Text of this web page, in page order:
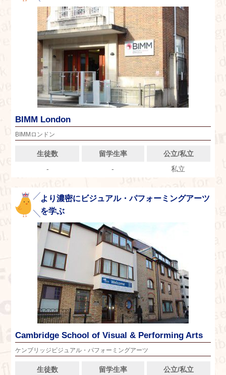
BIMM London
BIMMロンドン
生徒数 留学生率
公立/私立
-
- 私立
より濃密にビジュアル・パフォーミングアーツ
を学ぶ
Cambridge School of Visual & Performing Arts
ケンブリッジビジュアル・パフォーミングアーツ
生徒数 留学生率 公立/私立